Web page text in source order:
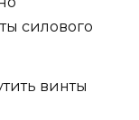
силового
винты